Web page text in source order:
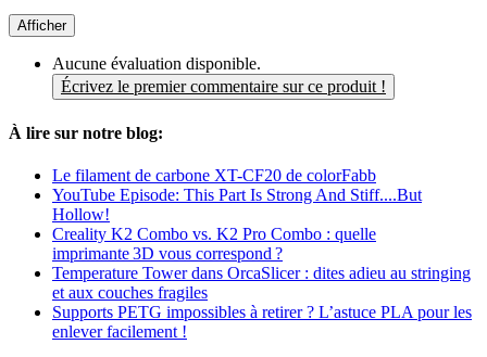
Afficher
Aucune évaluation disponible.
Écrivez le premier commentaire sur ce produit !
À lire sur notre blog:
Le filament de carbone XT-CF20 de colorFabb
YouTube Episode: This Part Is Strong And Stiff....But
Hollow!
Creality K2 Combo vs. K2 Pro Combo : quelle
imprimante 3D vous correspond ?
Temperature Tower dans OrcaSlicer : dites adieu au stringing
et aux couches fragiles
Supports PETG impossibles à retirer ? L’astuce PLA pour les
enlever facilement !